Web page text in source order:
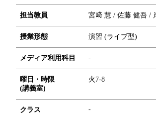
担当教員 宮﨑 慧 / 佐藤 健吾 /
授業形態 演習 (ライブ型)
メディア利用科目 -
曜日・時限
(講義室)
火7-8
クラス -